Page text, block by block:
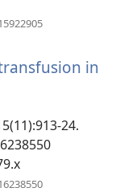
окне)
in
24.